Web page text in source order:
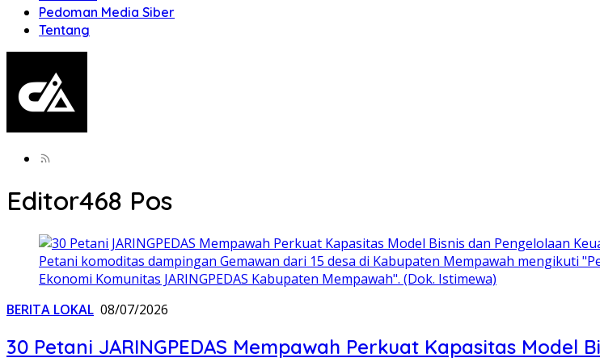
Pedoman Media Siber
Tentang
Editor468 Pos
Petani komoditas dampingan Gemawan dari 15 desa di Kabupaten Mempawah mengikuti
Ekonomi Komunitas JARINGPEDAS Kabupaten Mempawah". (Dok. Istimewa)
BERITA LOKAL 08/07/2026
30 Petani JARINGPEDAS Mempawah Perkuat Kapasitas Model